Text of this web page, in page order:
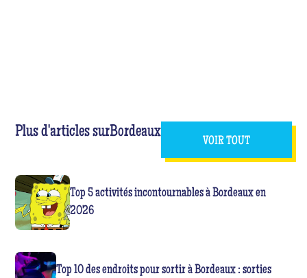
Plus d'articles surBordeaux
VOIR TOUT
Top 5 activités incontournables à Bordeaux en
2026
Top 10 des endroits pour sortir à Bordeaux : sorties